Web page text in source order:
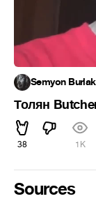
Semyon
Толян
38 1K
Sources